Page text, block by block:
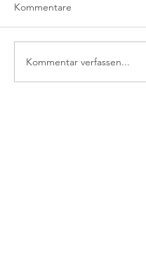
Kommentare
Kommentar verfassen...